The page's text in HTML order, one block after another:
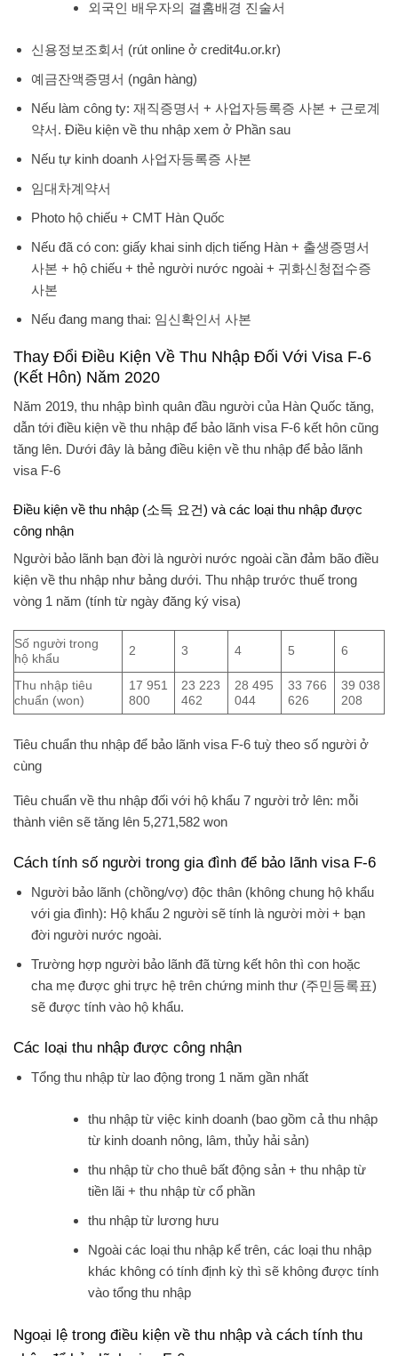
외국인 배우자의 결홈배경 진술서
신용정보조회서 (rút online ở credit4u.or.kr)
예금잔액증명서 (ngân hàng)
Nếu làm công ty: 재직증명서 + 사업자등록증 사본 + 근로계
약서. Điều kiện về thu nhập xem ở Phần sau
Nếu tự kinh doanh 사업자등록증 사본
임대차계약서
Photo hộ chiếu + CMT Hàn Quốc
Nếu đã có con: giấy khai sinh dịch tiếng Hàn + 출생증명서
사본 + hộ chiếu + thẻ người nước ngoài + 귀화신청접수증
사본
Nếu đang mang thai: 임신확인서 사본
Thay Đổi Điều Kiện Về Thu Nhập Đối Với Visa F-6
(Kết Hôn) Năm 2020
Năm 2019, thu nhập bình quân đầu người của Hàn Quốc tăng,
dẫn tới điều kiện về thu nhập để bảo lãnh visa F-6 kết hôn cũng
tăng lên. Dưới đây là bảng điều kiện về thu nhập để bảo lãnh
visa F-6
Điều kiện về thu nhập (소득 요건) và các loại thu nhập được
công nhận
Người bảo lãnh bạn đời là người nước ngoài cần đảm bão điều
kiện về thu nhập như bảng dưới. Thu nhập trước thuế trong
vòng 1 năm (tính từ ngày đăng ký visa)
Số người trong
hộ khẩu
2 3 4 5 6
Thu nhập tiêu
chuẩn (won)
17 951
800
23 223
462
28 495
044
33 766
626
39 038
208
Tiêu chuẩn thu nhập để bảo lãnh visa F-6 tuỳ theo số người ở
cùng
Tiêu chuẩn về thu nhập đối với hộ khẩu 7 người trở lên: mỗi
thành viên sẽ tăng lên 5,271,582 won
Cách tính số người trong gia đình để bảo lãnh visa F-6
Người bảo lãnh (chồng/vợ) độc thân (không chung hộ khẩu
với gia đình): Hộ khẩu 2 người sẽ tính là người mời + bạn
đời người nước ngoài.
Trường hợp người bảo lãnh đã từng kết hôn thì con hoặc
cha mẹ được ghi trực hệ trên chứng minh thư (주민등록표)
sẽ được tính vào hộ khẩu.
Các loại thu nhập được công nhận
Tổng thu nhập từ lao động trong 1 năm gần nhất
thu nhập từ việc kinh doanh (bao gồm cả thu nhập
từ kinh doanh nông, lâm, thủy hải sản)
thu nhập từ cho thuê bất động sản + thu nhập từ
tiền lãi + thu nhập từ cổ phần
thu nhập từ lương hưu
Ngoài các loại thu nhập kể trên, các loại thu nhập
khác không có tính định kỳ thì sẽ không được tính
vào tổng thu nhập
Ngoại lệ trong điều kiện về thu nhập và cách tính thu